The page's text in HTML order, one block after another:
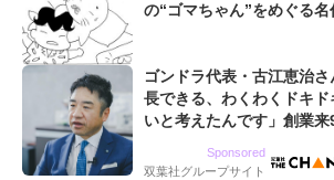
の“ゴマちゃん”をめぐる
ゴンドラ代表・古江恵治
長できる、わくわくドキ
いと考えたんです」創業
Sponsored
双葉社グループサイト